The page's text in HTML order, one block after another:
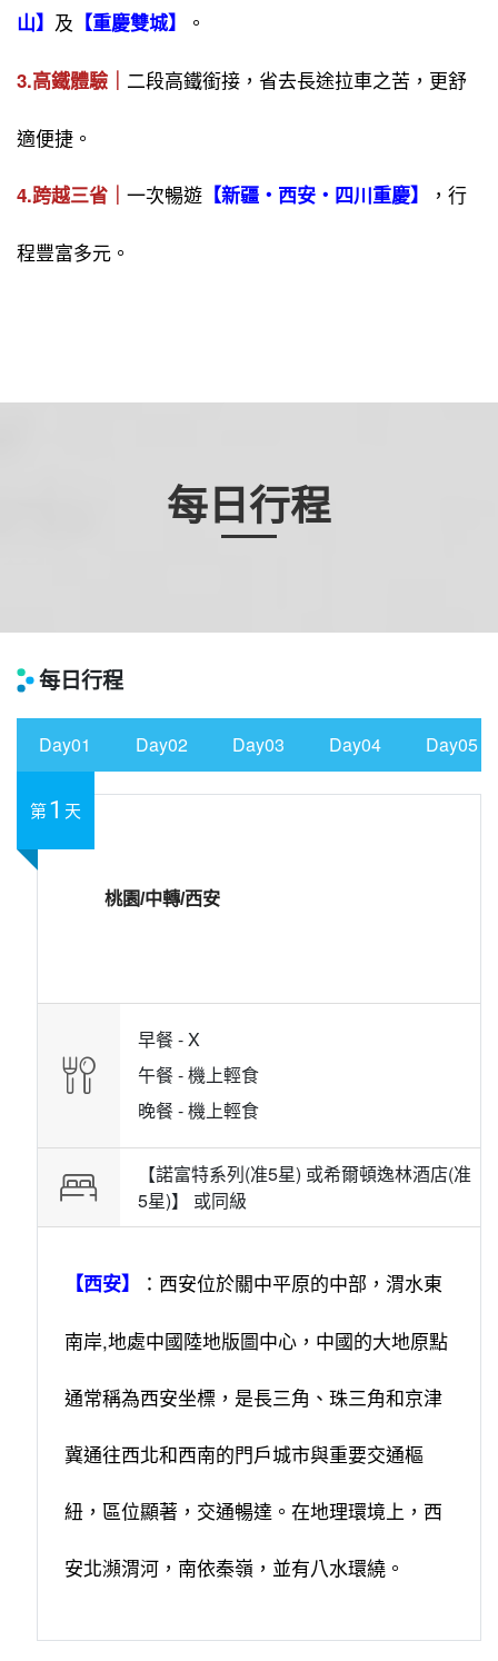
山】 及 【重慶雙城】 。
3.高鐵體驗｜ 二段高鐵銜接，省去長途拉車之苦，更舒
適便捷。
4.跨越三省｜ 一次暢遊 【新疆・西安・四川重慶】 ，行
程豐富多元。
每日行程
每日行程
Day01 Day02 Day03 Day04 Day05
第1 天
桃園/中轉/西安
早餐 -X
午餐 -機上輕食
晚餐 -機上輕食
【諾富特系列(准5星) 或希爾頓逸林酒店(准
5星)】 或同級
【西安】 ：西安位於關中平原的中部，渭水東
南岸,地處中國陸地版圖中心，中國的大地原點
通常稱為西安坐標，是長三角、珠三角和京津
冀通往西北和西南的門戶城市與重要交通樞
紐，區位顯著，交通暢達。在地理環境上，西
安北瀕渭河，南依秦嶺，並有八水環繞。